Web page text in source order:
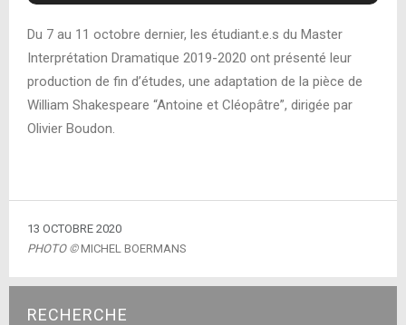
Du 7 au 11 octobre dernier, les étudiant.e.s du Master
Interprétation Dramatique 2019-2020 ont présenté leur
production de fin d’études, une adaptation de la pièce de
William Shakespeare “Antoine et Cléopâtre”, dirigée par
Olivier Boudon.
13 OCTOBRE 2020
PHOTO ©MICHEL BOERMANS
RECHERCHE